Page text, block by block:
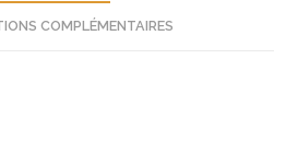
COMPLÉMENTAIRES